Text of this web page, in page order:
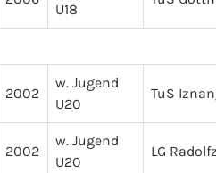
U18
2002
w. Jugend
U20
TuS
2002
w. Jugend
U20
LG